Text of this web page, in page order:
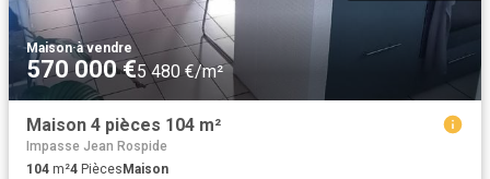
Maison·à vendre
570 000 €5 480 €/m²
Maison 4 pièces 104 m²
Impasse Jean Rospide
104 m²4 Pièces Maison